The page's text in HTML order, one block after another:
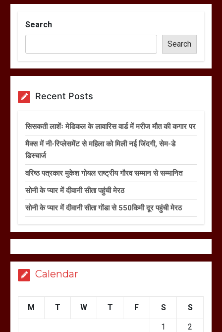
Search
Search
Recent Posts
सिसकती लाशेंः मेडिकल के लावारिस वार्ड में मरीज मौत की कगार पर
मैक्स में नी-रिप्लेसमेंट से महिला को मिली नई जिंदगी, सेम-डे
डिस्चार्ज
वरिष्ठ पत्रकार मुकेश गोयल राष्ट्रीय गौरव सम्मान से सम्मानित
सोनी के प्यार में दीवानी सीता पहुंची मेरठ
सोनी के प्यार में दीवानी सीता गोंडा से 550किमी दूर पहुंची मेरठ
Calendar
M T W T F S S
1
2